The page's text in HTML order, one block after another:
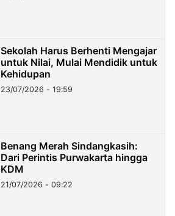
Sekolah Harus Berhenti Mengajar
untuk Nilai, Mulai Mendidik untuk
Kehidupan
23/07/2026 - 19:59
Benang Merah Sindangkasih:
Dari Perintis Purwakarta hingga
KDM
21/07/2026 - 09:22